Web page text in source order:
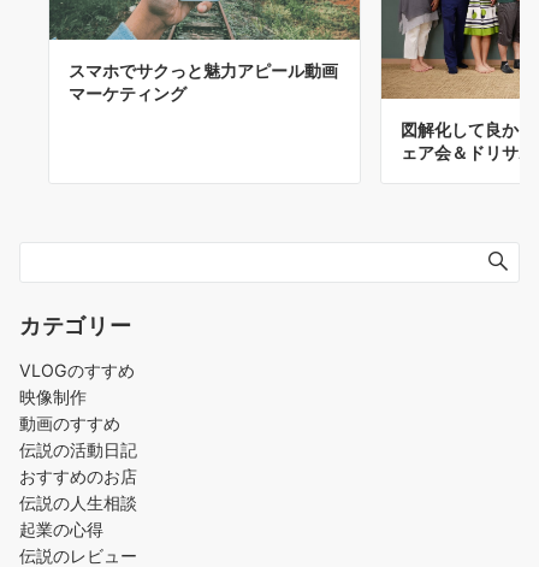
スマホでサクっと魅力アピール動画
マーケティング
図解化して良か
ェア会＆ドリサ
カテゴリー
VLOGのすすめ
映像制作
動画のすすめ
伝説の活動日記
おすすめのお店
伝説の人生相談
起業の心得
伝説のレビュー